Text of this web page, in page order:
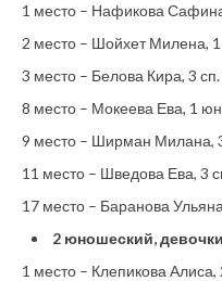
1 место – Нафикова
2 место – Шойхет Милена,
3 место – Белова Кира, 3
8 место – Мокеева Ева, 1
9 место – Ширман Милана,
11 место – Шведова Ева, 3
17 место – Баранова
2 юношеский, девочки
1 место – Клепикова